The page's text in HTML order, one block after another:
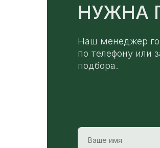
НУЖНА
Наш менеджер
по телефону или
подбора.